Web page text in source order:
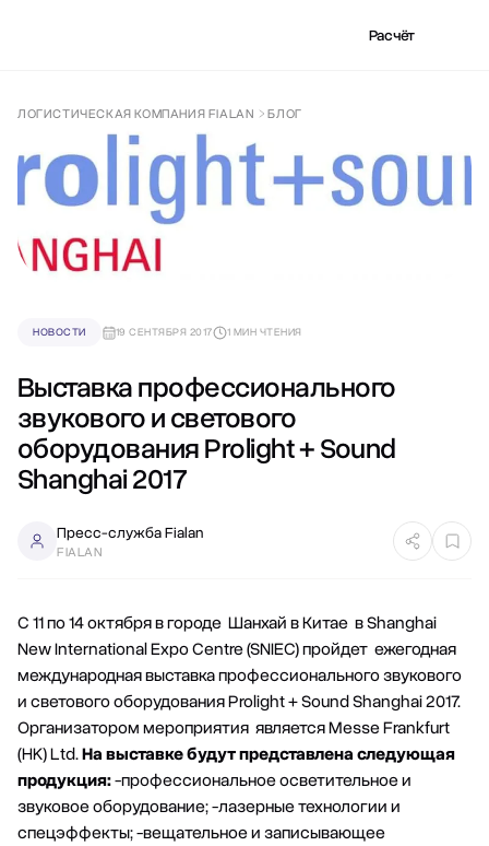
Расчёт
ЛОГИСТИЧЕСКАЯ КОМПАНИЯ FIALAN БЛОГ
НОВОСТИ 19 СЕНТЯБРЯ 2017 1 МИН ЧТЕНИЯ
Выставка профессионального
звукового и светового
оборудования Prolight + Sound
Shanghai 2017
Пресс-служба Fialan
FIALAN
С 11 по 14 октября в городе Шанхай в Китае в Shanghai
New International Expo Centre (SNIEC) пройдет ежегодная
международная выставка профессионального звукового
и светового оборудования Prolight + Sound Shanghai 2017.
Организатором мероприятия является Messe Frankfurt
(HK) Ltd.На выставке будут представлена следующая
продукция:-профессиональное осветительное и
звуковое оборудование; -лазерные технологии и
спецэффекты; -вещательное и записывающее